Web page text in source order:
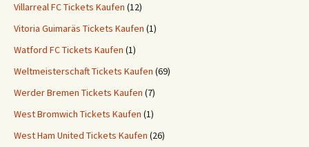
Villarreal FC Tickets Kaufen (12)
Vitoria Guimaräs Tickets Kaufen (1)
Watford FC Tickets Kaufen (1)
Weltmeisterschaft Tickets Kaufen (69)
Werder Bremen Tickets Kaufen (7)
West Bromwich Tickets Kaufen (1)
West Ham United Tickets Kaufen (26)